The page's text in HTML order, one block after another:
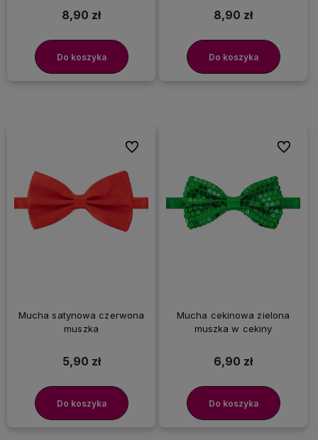
8,90 zł
Do koszyka
8,90 zł
Do koszyka
Mucha satynowa czerwona
muszka
5,90 zł
Do koszyka
Do ulubionych
Mucha cekinowa zielona
muszka w cekiny
6,90 zł
Do koszyka
Do